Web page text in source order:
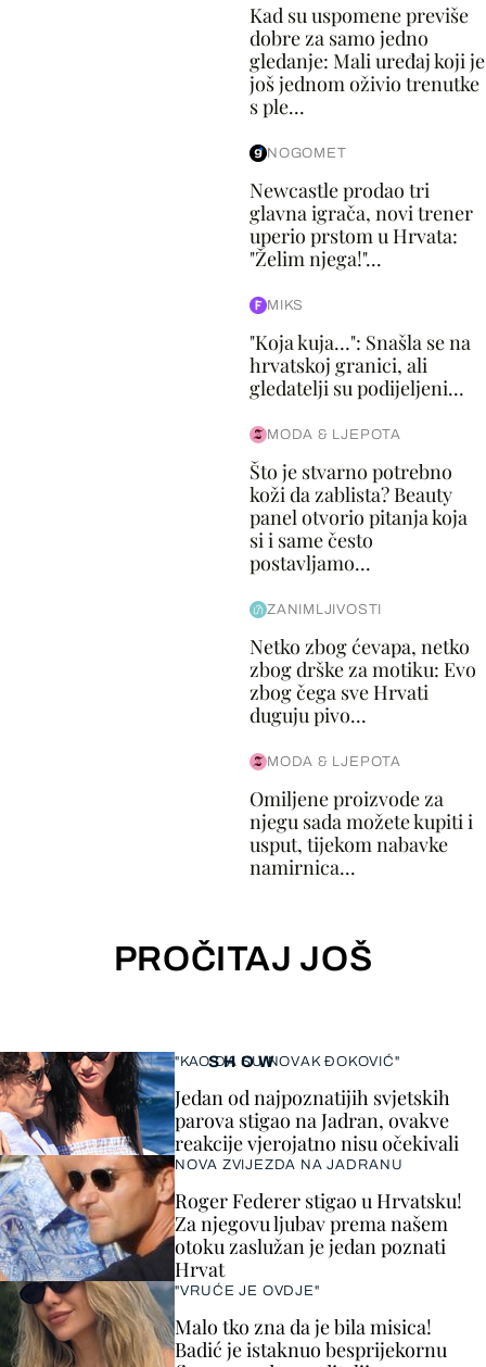
Kad su uspomene previše
dobre za samo jedno
gledanje: Mali uređaj koji je
još jednom oživio trenutke
s ple...
NOGOMET
Newcastle prodao tri
glavna igrača, novi trener
uperio prstom u Hrvata:
"Želim njega!"...
MIKS
"Koja kuja…": Snašla se na
hrvatskoj granici, ali
gledatelji su podijeljeni...
MODA & LJEPOTA
Što je stvarno potrebno
koži da zablista? Beauty
panel otvorio pitanja koja
si i same često
postavljamo...
ZANIMLJIVOSTI
Netko zbog ćevapa, netko
zbog drške za motiku: Evo
zbog čega sve Hrvati
duguju pivo...
MODA & LJEPOTA
Omiljene proizvode za
njegu sada možete kupiti i
usput, tijekom nabavke
namirnica...
PROČITAJ JOŠ
SHOW
"KAO DA SU NOVAK ĐOKOVIĆ"
Jedan od najpoznatijih svjetskih
parova stigao na Jadran, ovakve
reakcije vjerojatno nisu očekivali
NOVA ZVIJEZDA NA JADRANU
Roger Federer stigao u Hrvatsku!
Za njegovu ljubav prema našem
otoku zaslužan je jedan poznati
Hrvat
"VRUĆE JE OVDJE"
Malo tko zna da je bila misica!
Badić je istaknuo besprijekornu